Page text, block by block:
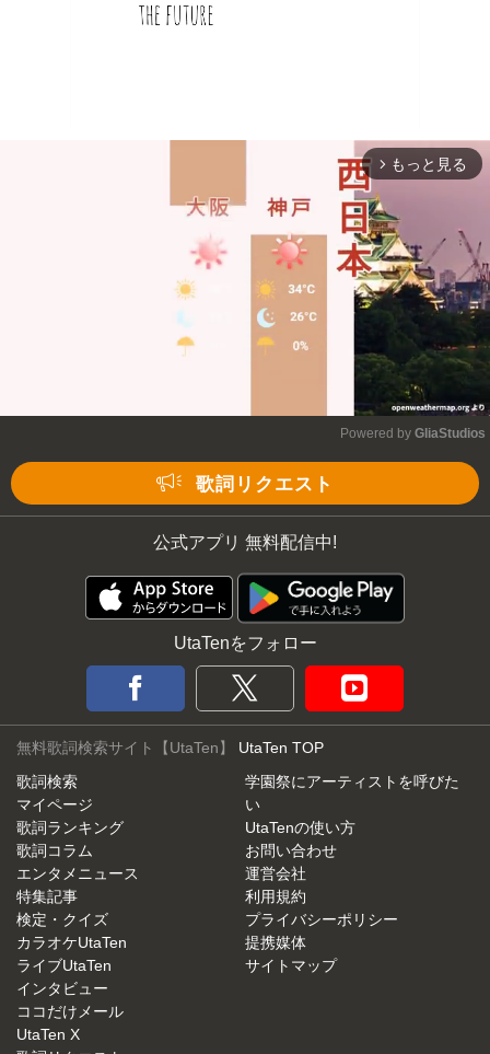
arrow_forward_ios もっと見る
Powered by GliaStudios
歌詞リクエスト
公式アプリ 無料配信中!
UtaTenをフォロー
無料歌詞検索サイト【UtaTen】 UtaTen TOP
歌詞検索
マイページ
歌詞ランキング
歌詞コラム
エンタメニュース
特集記事
検定・クイズ
カラオケUtaTen
ライブUtaTen
インタビュー
ココだけメール
UtaTen X
学園祭にアーティストを呼びた
い
UtaTenの使い方
お問い合わせ
運営会社
利用規約
プライバシーポリシー
提携媒体
サイトマップ